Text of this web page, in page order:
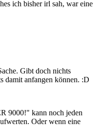
ich bisher irl sah, war eine
Gibt doch nichts
damit anfangen können. :D
9000!" kann noch jeden
Oder wenn eine